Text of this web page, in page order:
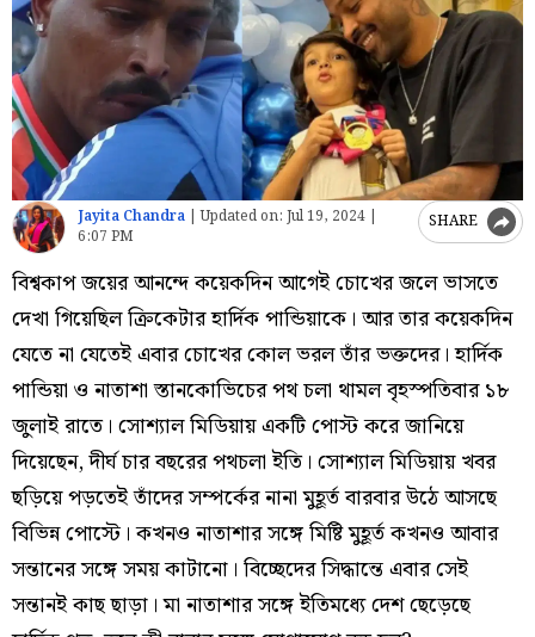
Jayita Chandra |Updated on: Jul 19, 2024 |
6:07 PM
SHARE
বিশ্বকাপ জয়ের আনন্দে কয়েকদিন আগেই চোখের জলে ভাসতে
দেখা গিয়েছিল ক্রিকেটার হার্দিক পান্ডিয়াকে। আর তার কয়েকদিন
যেতে না যেতেই এবার চোখের কোল ভরল তাঁর ভক্তদের। হার্দিক
পান্ডিয়া ও নাতাশা স্তানকোভিচের পথ চলা থামল বৃহস্পতিবার ১৮
জুলাই রাতে। সোশ্যাল মিডিয়ায় একটি পোস্ট করে জানিয়ে
দিয়েছেন, দীর্ঘ চার বছরের পথচলা ইতি। সোশ্যাল মিডিয়ায় খবর
ছড়িয়ে পড়তেই তাঁদের সম্পর্কের নানা মুহূর্ত বারবার উঠে আসছে
বিভিন্ন পোস্টে। কখনও নাতাশার সঙ্গে মিষ্টি মুহূর্ত কখনও আবার
সন্তানের সঙ্গে সময় কাটানো। বিচ্ছেদের সিদ্ধান্তে এবার সেই
সন্তানই কাছ ছাড়া। মা নাতাশার সঙ্গে ইতিমধ্যে দেশ ছেড়েছে